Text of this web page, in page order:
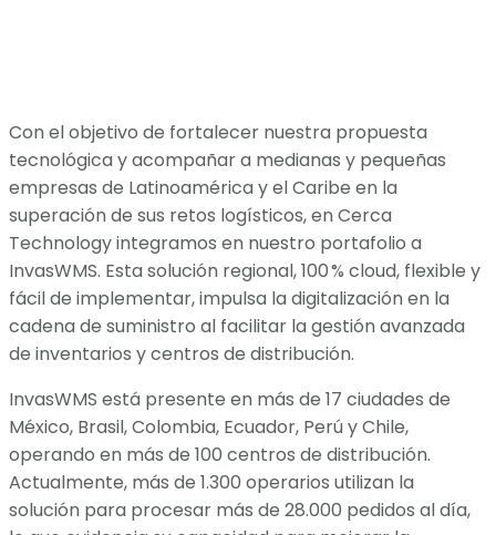
Con el objetivo de fortalecer nuestra propuesta
tecnológica y acompañar a medianas y pequeñas
empresas de Latinoamérica y el Caribe en la
superación de sus retos logísticos, en Cerca
Technology integramos en nuestro portafolio a
InvasWMS. Esta solución regional, 100 % cloud, flexible y
fácil de implementar, impulsa la digitalización en la
cadena de suministro al facilitar la gestión avanzada
de inventarios y centros de distribución.
InvasWMS está presente en más de 17 ciudades de
México, Brasil, Colombia, Ecuador, Perú y Chile,
operando en más de 100 centros de distribución.
Actualmente, más de 1.300 operarios utilizan la
solución para procesar más de 28.000 pedidos al día,